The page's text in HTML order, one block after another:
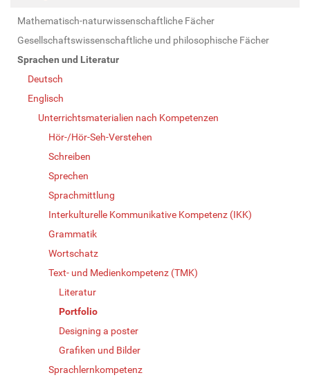
Mathematisch-naturwissenschaftliche Fächer
Gesellschaftswissenschaftliche und philosophische Fächer
Sprachen und Literatur
Deutsch
Englisch
Unterrichtsmaterialien nach Kompetenzen
Hör-/Hör-Seh-Verstehen
Schreiben
Sprechen
Sprachmittlung
Interkulturelle Kommunikative Kompetenz (IKK)
Grammatik
Wortschatz
Text- und Medienkompetenz (TMK)
Literatur
Portfolio
Designing a poster
Grafiken und Bilder
Sprachlernkompetenz